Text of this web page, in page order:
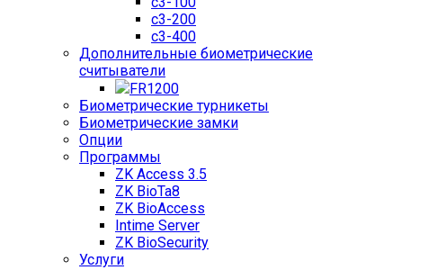
c3-200
c3-400
Дополнительные биометрические
считыватели
FR1200
Биометрические турникеты
Биометрические замки
Опции
Программы
ZK Access 3.5
ZK BioTa8
ZK BioAccess
Intime Server
ZK BioSecurity
Услуги